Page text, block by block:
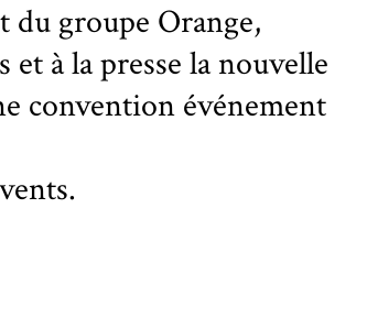
du groupe Orange,
et à la presse la nouvelle
convention événement